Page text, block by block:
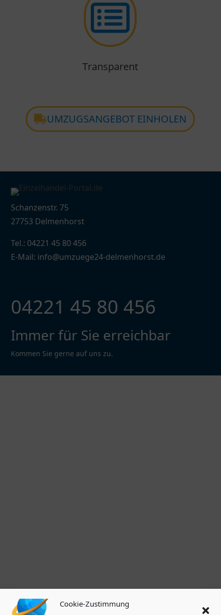
Cookie-Zustimmung

Transparent
UMZUGSANGEBOT EINHOLEN
Schanzenstr. 75
27753 Delmenhorst
Tel.: 04221 45 80 456
E-Mail: info@umzuege24-delmenhorst.de
04221 45 80 456
Immer für Sie erreichbar
Kommen Sie gerne auf uns zu.